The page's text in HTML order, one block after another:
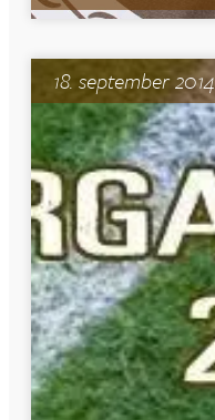
18. september 2014